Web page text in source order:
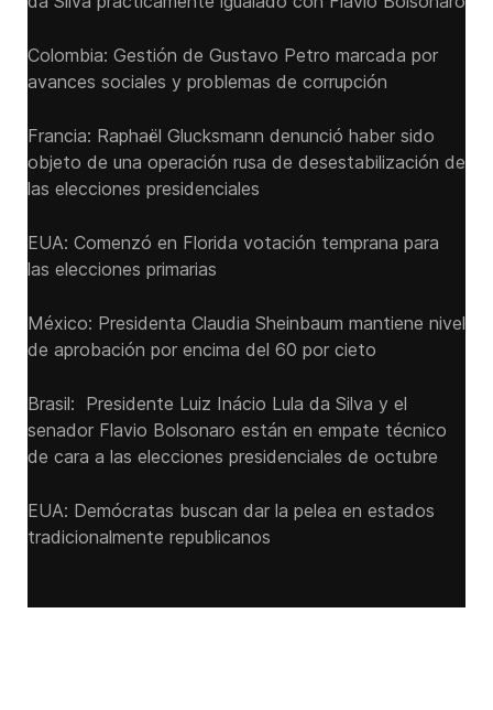
Colombia: Gestión de Gustavo Petro marcada por
avances sociales y problemas de corrupción
Francia: Raphaël Glucksmann denunció haber sido
objeto de una operación rusa de desestabilización de
las elecciones presidenciales
EUA: Comenzó en Florida votación temprana para
las elecciones primarias
México: Presidenta Claudia Sheinbaum mantiene nivel
de aprobación por encima del 60 por cieto
Brasil: Presidente Luiz Inácio Lula da Silva y el
senador Flavio ‌Bolsonaro están en empate técnico
de cara a las ‌elecciones presidenciales de octubre
EUA: Demócratas buscan dar la pelea en estados
tradicionalmente republicanos